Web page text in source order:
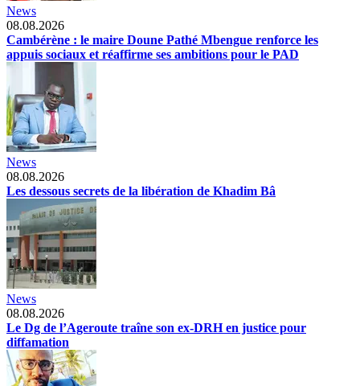
News
08.08.2026
Cambérène : le maire Doune Pathé Mbengue renforce les
appuis sociaux et réaffirme ses ambitions pour le PAD
News
08.08.2026
Les dessous secrets de la libération de Khadim Bâ
News
08.08.2026
Le Dg de l’Ageroute traîne son ex-DRH en justice pour
diffamation